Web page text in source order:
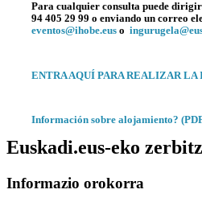
Para cualquier consulta puede
94 405 29 99 o enviando un correo
eventos@ihobe.eus o
ENTRA AQUÍ PARA REALIZAR LA
Información sobre alojamiento?
Euskadi.eus-eko
Informazio orokorra